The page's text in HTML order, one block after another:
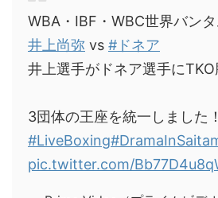
WBA・IBF・WBC世界バン
井上尚弥 vs #ドネア
井上選手がドネア選手にTKO
3団体の王座を統一しました！
#LiveBoxing
pic.twitter.com/